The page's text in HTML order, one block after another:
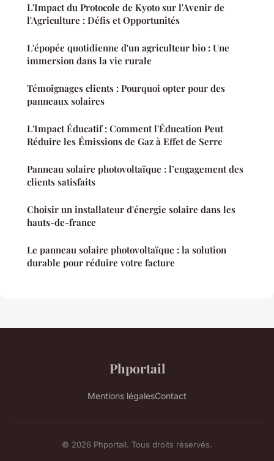
L'Impact du Protocole de Kyoto sur l'Avenir de
l'Agriculture : Défis et Opportunités
L'épopée quotidienne d'un agriculteur bio : Une
immersion dans la vie rurale
Témoignages clients : Pourquoi opter pour des
panneaux solaires
L'Impact Éducatif : Comment l'Éducation Peut
Réduire les Émissions de Gaz à Effet de Serre
Panneau solaire photovoltaïque : l’engagement des
clients satisfaits
Choisir un installateur d'énergie solaire dans les
hauts-de-france
Le panneau solaire photovoltaïque : la solution
durable pour réduire votre facture
Phportail
Mentions légalesContact
© 2026 Phportail. Tous droits réservés.